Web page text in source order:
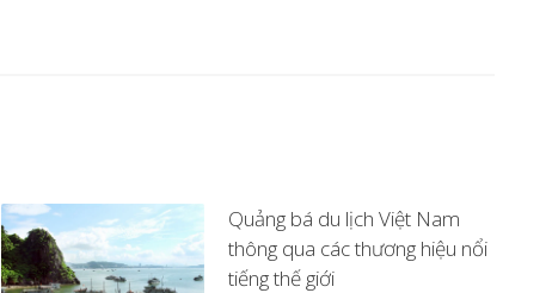
Quảng bá du lịch Việt Nam
thông qua các thương hiệu nổi
tiếng thế giới